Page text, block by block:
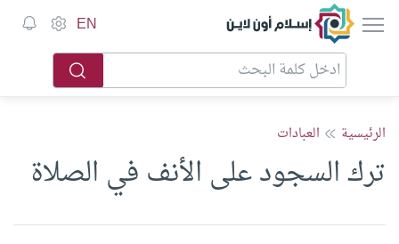
إسلام أون لاين EN
الرئيسية العبادات
ترك السجود على الأنف في الصلاة